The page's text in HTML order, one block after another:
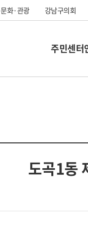
문화·관광 강남구의회
주민센터
도곡1동